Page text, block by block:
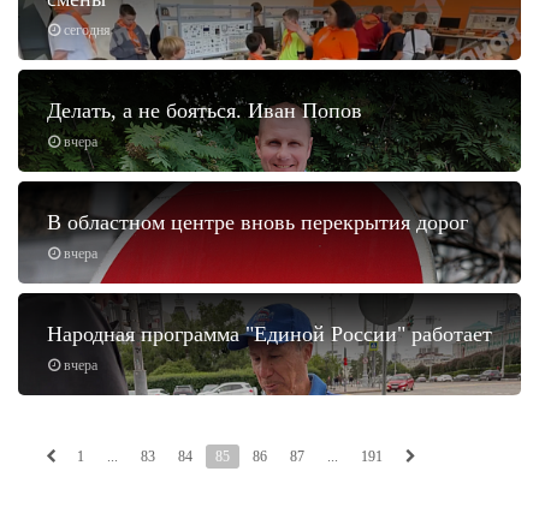
сегодня
вчера
Делать, а не бояться. Иван Попов
вчера
В областном центре вновь перекрытия дорог
вчера
Народная программа "Единой России" работает
1 83 84 85 86 87 191